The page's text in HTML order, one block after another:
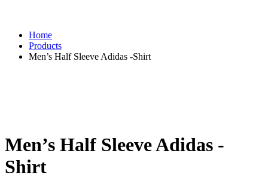
Home
Products
Men’s Half Sleeve Adidas -Shirt
Men’s Half Sleeve Adidas -
Shirt